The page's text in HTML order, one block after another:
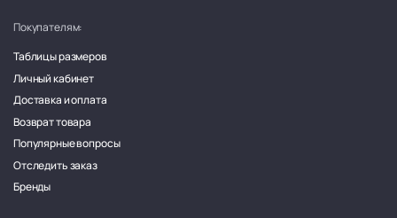
Покупателям:
Таблицы размеров
Личный кабинет
Доставка и оплата
Возврат товара
Популярные вопросы
Отследить заказ
Бренды